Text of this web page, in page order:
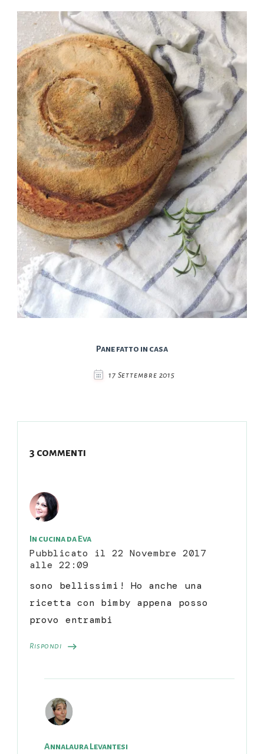
Pane fatto in casa
17 Settembre 2015
3 commenti
In cucina da Eva
Pubblicato il 22 Novembre 2017
alle 22:09
Rispondi
sono bellissimi! Ho anche una
ricetta con bimby appena posso
provo entrambi
Annalaura Levantesi